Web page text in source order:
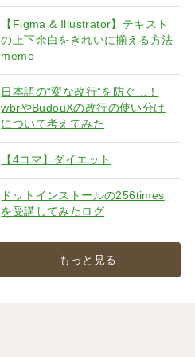
【Figma & Illustrator】テキスト
の上下余白をきれいに揃える方法
memo
日本語の“変な改行”を防ぐ…！
wbrやBudouXの改行の使い分け
について考えてみた
【4コマ】ダイエット
ドットインストールの256times
を受講してみたログ
もっと見る